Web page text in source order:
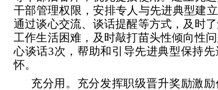
干部管理权限，安排专人与先进典型建
通过谈心交流、谈话提醒等方式，及时
工作生活困难，及时敲打苗头性倾向性
心谈话3次，帮助和引导先进典型保持
怀。
充分用。充分发挥职级晋升奖励激